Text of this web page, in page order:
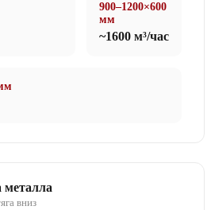
900–1200×600
мм
~1600 м³/час
металла
вниз